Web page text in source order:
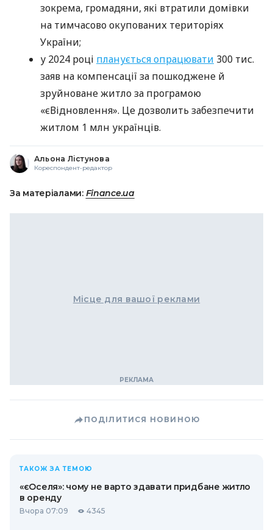
зокрема, громадяни, які втратили домівки
на тимчасово окупованих територіях
України;
у 2024 році планується опрацювати 300 тис.
заяв на компенсації за пошкоджене й
зруйноване житло за програмою
«єВідновлення». Це дозволить забезпечити
житлом 1 млн українців.
Альона Лістунова
Кореспондент-редактор
За матеріалами: Finance.ua
Місце для вашої реклами
ПОДІЛИТИСЯ НОВИНОЮ
ТАКОЖ ЗА ТЕМОЮ
«єОселя»: чому не варто здавати придбане житло
в оренду
Вчора 07:09 4345